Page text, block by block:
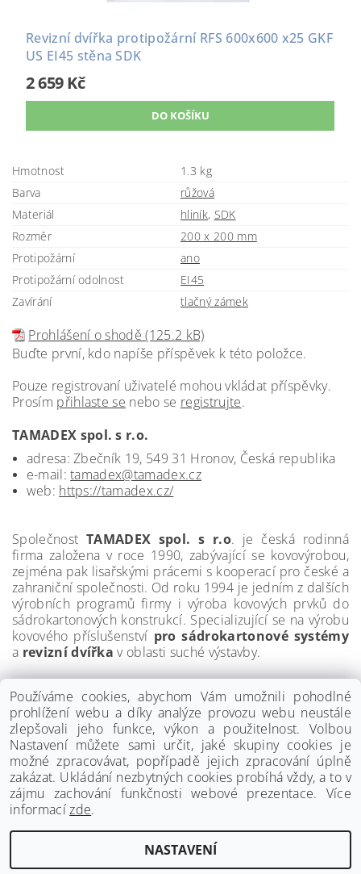
Revizní dvířka protipožární RFS 600x600 x25 GKF
US EI45 stěna SDK
2 659 Kč
Hmotnost
1.3 kg
Barva
růžová
Materiál
hliník, SDK
Rozměr
200 x 200 mm
Protipožární
ano
Protipožární odolnost
EI45
Zavírání
tlačný zámek
Prohlášení o shodě (125.2 kB)
Buďte první, kdo napíše příspěvek k této položce.
Pouze registrovaní uživatelé mohou vkládat příspěvky.
Prosím přihlaste se nebo se registrujte.
TAMADEX spol. s r.o.
adresa: Zbečník 19, 549 31 Hronov, Česká republika
e-mail:tamadex@tamadex.cz
web: https://tamadex.cz/
Společnost TAMADEX spol. s r.o. je česká rodinná
firma založena v roce 1990, zabývající se kovovýrobou,
zejména pak lisařskými prácemi s kooperací pro české a
zahraniční společnosti. Od roku 1994 je jedním z dalších
výrobních programů firmy i výroba kovových prvků do
sádrokartonových konstrukcí. Specializující se na výrobu
kovového příslušenství pro sádrokartonové systémy
a revizní dvířka v oblasti suché výstavby.
www.palmat.cz
2026 ©Palmat.cz, všechna práva vyhrazenaUpravit nastavení cookies
Používáme cookies, abychom Vám umožnili pohodlné
prohlížení webu a díky analýze provozu webu neustále
zlepšovali jeho funkce, výkon a použitelnost. Volbou
Nastavení můžete sami určit, jaké skupiny cookies je
možné zpracovávat, popřípadě jejich zpracování úplně
zakázat. Ukládání nezbytných cookies probíhá vždy, a to v
zájmu zachování funkčnosti webové prezentace. Více
informacízde.
NASTAVENÍ